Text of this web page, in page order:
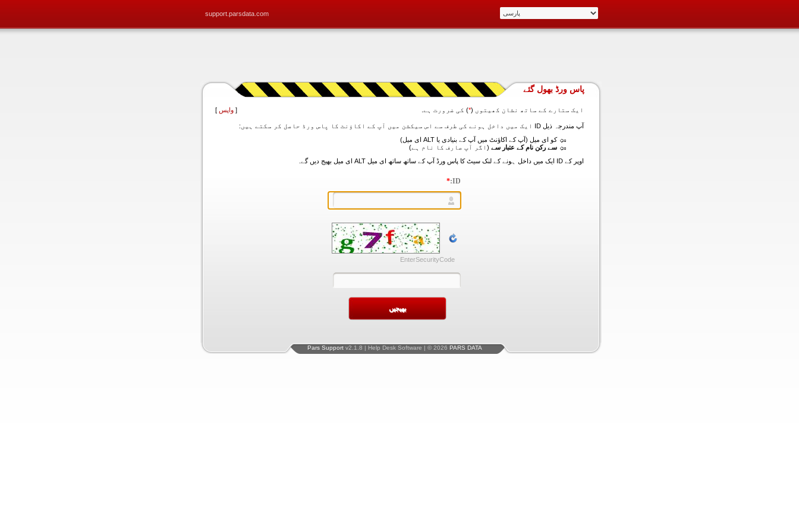
support.parsdata.com
پاس ورڈ بھول گئے
ایک ستارے کے ساتھ نشان کھیتوں (*) کی ضرورت ہے. [ واپس ]
آپ مندرجہ ذیل ID ایک میں داخل ہونے کی طرف سے اس سیکشن میں آپ کے اکاؤنٹ کا پاس ورڈ حاصل کر سکتے ہیں:
کو ای میل (آپ کے اکاؤنٹ میں آپ کے بنیادی یا ALT ای میل)
سے رکن نام کے عتبار سے (اگر آپ صارف کا نام ہے)
اوپر کے ID ایک میں داخل ہونے کے لنک سیٹ کا پاس ورڈ آپ کے ساتھ ساتھ ای میل ALT ای میل بھیج دیں گے.
ID:
*
EnterSecurityCode
Pars Support v2.1.8 | Help Desk Software | © 2026 PARS DATA